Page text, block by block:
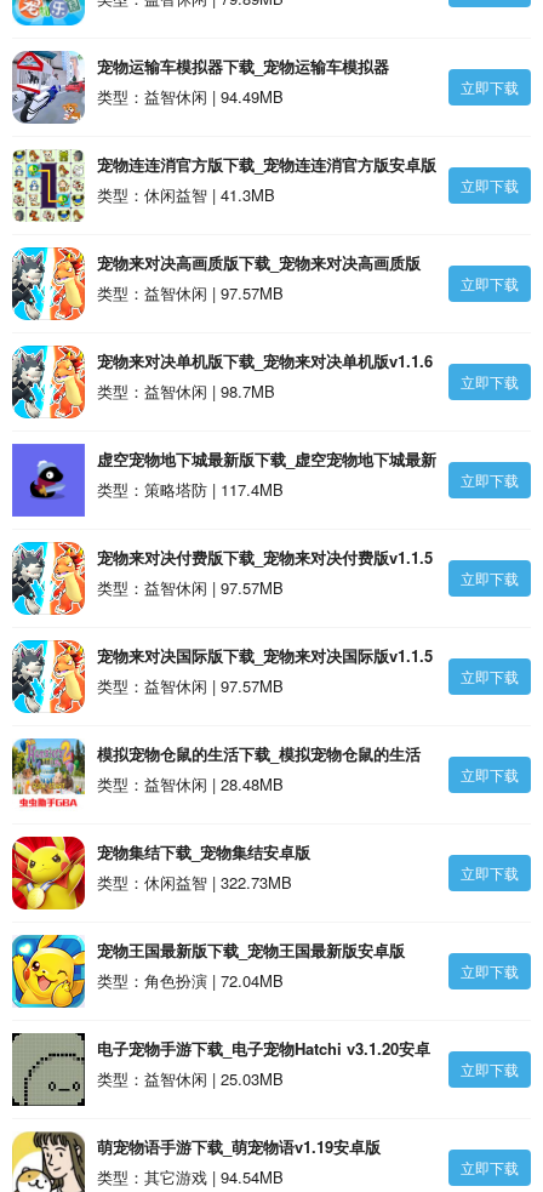
宠物运输车模拟器下载_宠物运输车模拟器
v1.0.25安卓版
类型：益智休闲 | 94.49MB 立即下载
宠物连连消官方版下载_宠物连连消官方版安卓版
类型：休闲益智 | 41.3MB
立即下载
宠物来对决高画质版下载_宠物来对决高画质版
v1.1.5安卓版
类型：益智休闲 | 97.57MB 立即下载
宠物来对决单机版下载_宠物来对决单机版v1.1.6
安卓版
类型：益智休闲 | 98.7MB 立即下载
虚空宠物地下城最新版下载_虚空宠物地下城最新
版安卓版
类型：策略塔防 | 117.4MB 立即下载
宠物来对决付费版下载_宠物来对决付费版v1.1.5
安卓版
类型：益智休闲 | 97.57MB 立即下载
宠物来对决国际版下载_宠物来对决国际版v1.1.5
安卓版
类型：益智休闲 | 97.57MB 立即下载
模拟宠物仓鼠的生活下载_模拟宠物仓鼠的生活
v2021.08.17.20安卓版
类型：益智休闲 | 28.48MB 立即下载
宠物集结下载_宠物集结安卓版
类型：休闲益智 | 322.73MB
立即下载
宠物王国最新版下载_宠物王国最新版安卓版
类型：角色扮演 | 72.04MB
立即下载
电子宠物手游下载_电子宠物Hatchi v3.1.20安卓
版
类型：益智休闲 | 25.03MB 立即下载
萌宠物语手游下载_萌宠物语v1.19安卓版
类型：其它游戏 | 94.54MB
立即下载